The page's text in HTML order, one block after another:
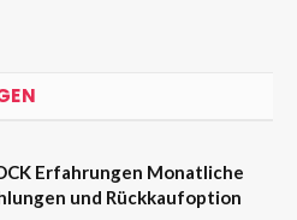
Erfahrungen Monatliche
und Rückkaufoption